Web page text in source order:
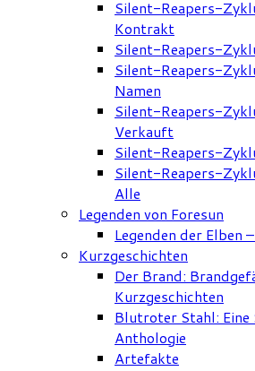
Silent-Reapers-
Kontrakt
Silent-Reapers-
Silent-Reapers-
Namen
Silent-Reapers-
Verkauft
Silent-Reapers-
Silent-Reapers-
Alle
Legenden von Foresun
Legenden der Elben
Kurzgeschichten
Der Brand:
Kurzgeschichten
Blutroter Stahl:
Anthologie
Artefakte